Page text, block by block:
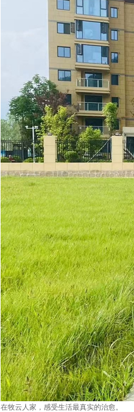
在牧云人家，感受生活最真实的治愈。